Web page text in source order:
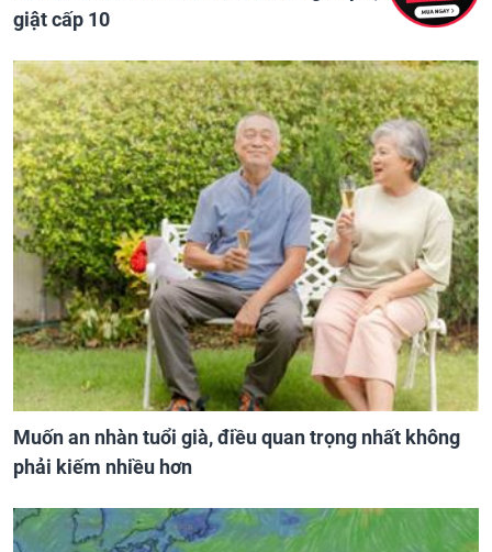
giật cấp 10
Muốn an nhàn tuổi già, điều quan trọng nhất không
phải kiếm nhiều hơn